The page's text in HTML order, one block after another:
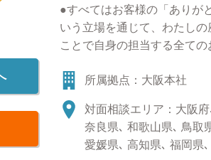
●すべてはお客様の「ありが
いう立場を通じて、わたし
ことで自身の担当する全て
案だけでなく、お客様のラ
と確信しております。そし
みよう」と真っ先に声を掛
ます。 ●人生１００年時代
中、資産形成の重要性が高
所属拠点：大阪本社
対面相談エリア：大阪
奈良県､ 和歌山県､ 鳥取
愛媛県､ 高知県､ 福岡県